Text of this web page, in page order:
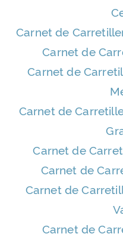
Carnet de
Carnet de
Carnet de
Carnet de
Carnet de
Carnet de
Carnet de
Carnet de